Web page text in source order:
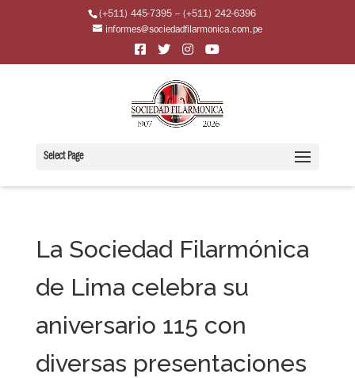
(+511) 445-7395 – (+511) 242-6396
informes@sociedadfilarmonica.com.pe
Select Page
La Sociedad Filarmónica
de Lima celebra su
aniversario 115 con
diversas presentaciones